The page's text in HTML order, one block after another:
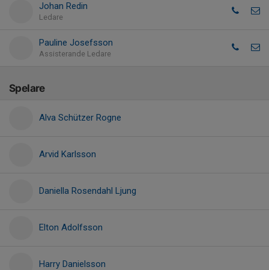
Johan Redin
Ledare
Pauline Josefsson
Assisterande Ledare
Spelare
Alva Schützer Rogne
Arvid Karlsson
Daniella Rosendahl Ljung
Elton Adolfsson
Harry Danielsson